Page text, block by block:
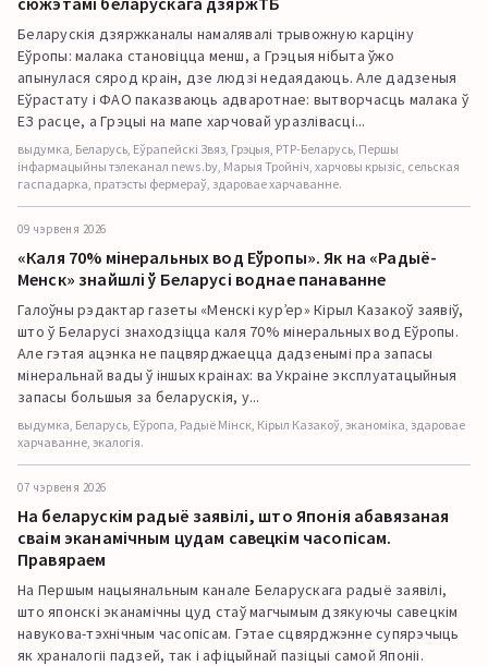
Беларускія дзяржканалы намалявалі трывожную карціну
Еўропы: малака становіцца менш, а Грэцыя нібыта ўжо
апынулася сярод краін, дзе людзі недаядаюць. Але дадзеныя
Еўрастату і ФАО паказваюць адваротнае: вытворчасць малака ў
ЕЗ расце, а Грэцыі на мапе харчовай уразлівасці...
выдумка, Беларусь, Еўрапейскі Звяз, Грэцыя, РТР-Беларусь, Першы
інфармацыйны тэлеканал news.by, Марыя Тройніч, харчовы крызіс, сельская
гаспадарка, пратэсты фермераў, здаровае харчаванне.
09 чэрвеня 2026
«Каля 70% мінеральных вод Еўропы». Як на «Радыё-
Менск» знайшлі ў Беларусі воднае панаванне
Галоўны рэдактар газеты «Менскі курʼер» Кірыл Казакоў заявіў,
што ў Беларусі знаходзіцца каля 70% мінеральных вод Еўропы.
Але гэтая ацэнка не пацвярджаецца дадзенымі пра запасы
мінеральнай вады ў іншых краінах: ва Украіне эксплуатацыйныя
запасы большыя за беларускія, у...
выдумка, Беларусь, Еўропа, Радыё Мінск, Кірыл Казакоў, эканоміка, здаровае
харчаванне, экалогія.
07 чэрвеня 2026
На беларускім радыё заявілі, што Японія абавязаная
сваім эканамічным цудам савецкім часопісам.
Правяраем
На Першым нацыянальным канале Беларускага радыё заявілі,
што японскі эканамічны цуд стаў магчымым дзякуючы савецкім
навукова-тэхнічным часопісам. Гэтае сцвярджэнне супярэчыць
як храналогіі падзей, так і афіцыйнай пазіцыі самой Японіі.